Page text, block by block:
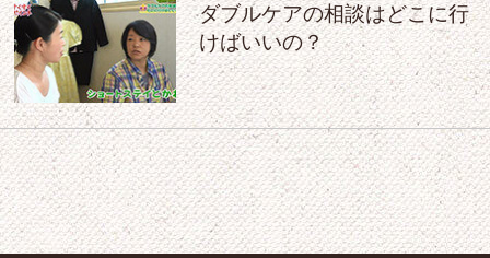
ダブルケアの相談はどこに行
けばいいの？